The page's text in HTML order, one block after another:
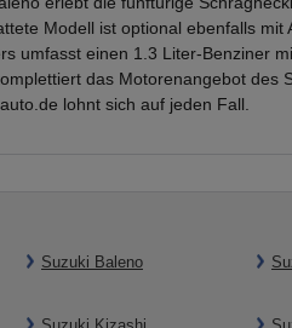
Modell ist optional ebenfalls
umfasst einen 1.3 Liter-Benziner
das Motorenangebot
lohnt sich auf jeden Fall.
Suzuki Baleno